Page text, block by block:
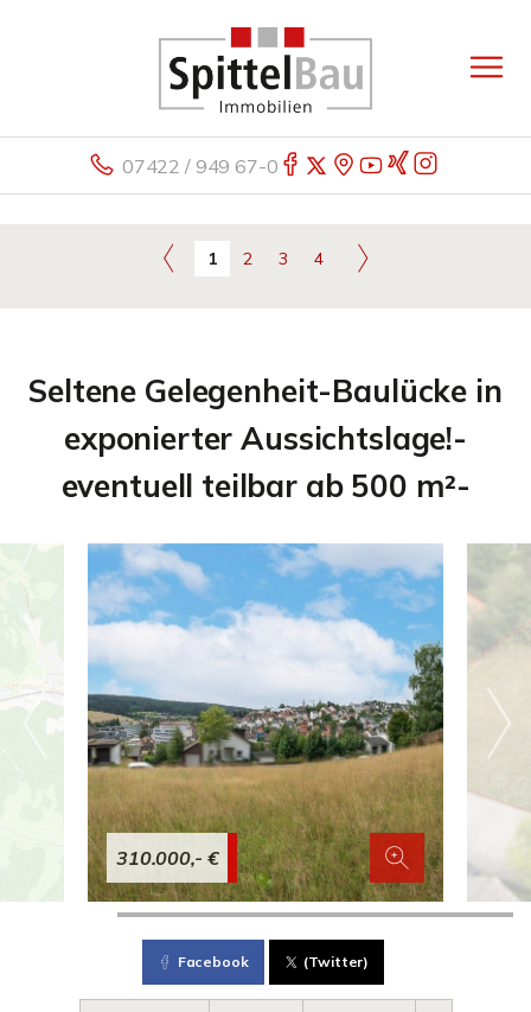
07422 / 949 67-0
1 2 3 4
Seltene Gelegenheit-Baulücke in
exponierter Aussichtslage!-
eventuell teilbar ab 500 m²-
310.000,- €
Facebook (Twitter)